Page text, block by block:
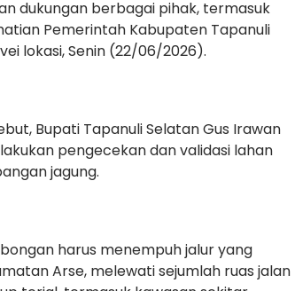
dukungan berbagai pihak, termasuk
Pemerintah Kabupaten Tapanuli
lokasi, Senin (22/06/2026).
Bupati Tapanuli Selatan Gus Irawan
pengecekan dan validasi lahan
jagung.
harus menempuh jalur yang
Arse, melewati sejumlah ruas jalan